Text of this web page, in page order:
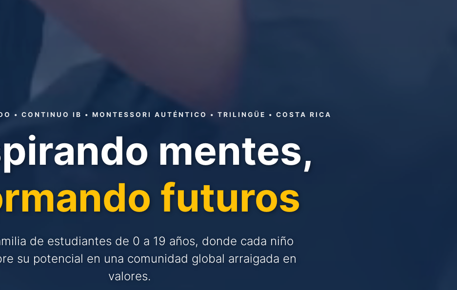
• CONTINUO IB • MONTESSORI AUTÉNTICO • TRILINGÜE • COSTA RICA
mentes,
futuros
de estudiantes de 0 a 19 años, donde cada niño
su potencial en una comunidad global arraigada en
valores.